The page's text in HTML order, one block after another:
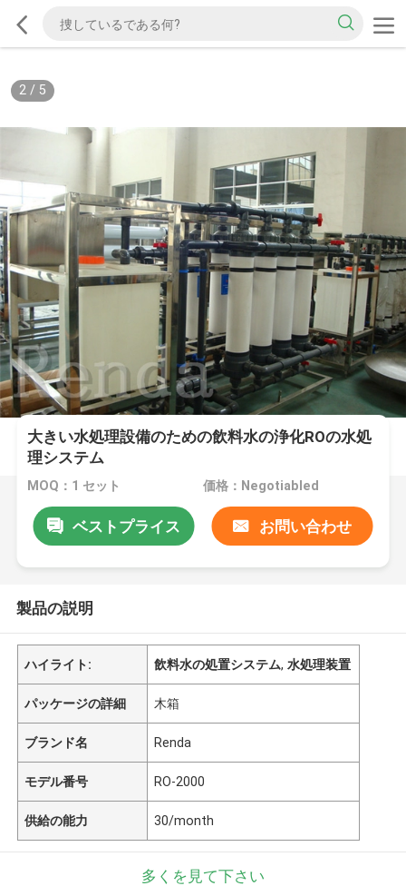
2/ 5
大きい水処理設備のための飲料水の浄化ROの水処
理システム
MOQ：1 セット 価格：Negotiabled
ベストプライス お問い合わせ
製品の説明
ハイライト: 飲料水の処置システム,水処理装置
パッケージの詳細 木箱
ブランド名 Renda
モデル番号 RO-2000
供給の能力 30/month
多くを見て下さい